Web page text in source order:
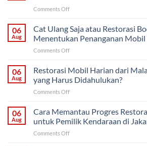
Comments Offon
Bertahap
atau
Sekaligus?
Strategi
Mobil
Klasik
Solo
06
Aug
Cat Ulang Saja atau Restorasi
Menentukan Penanganan Mobil
Comments Offon
Ulang
atau
Restorasi
Cara
Menentukan
06
Aug
Restorasi Mobil Harian dari
yang Harus Didahulukan?
Comments Offon
Mobil
dari
Malang:
06
Aug
Cara Memantau Progres
untuk Pemilik Kendaraan di
Comments Offon